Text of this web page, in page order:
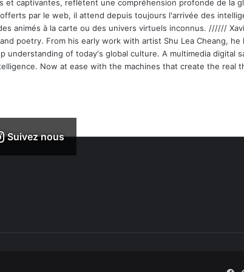
captivantes, reflètent une compréhension profonde de la
par le web, il attend depuis toujours l'arrivée des
animés à la carte ou des univers virtuels inconnus. //////
poetry. From his early work with artist Shu Lea Cheang,
of today's global culture. A multimedia digital
Now at ease with the machines that create the real
Suivez nous